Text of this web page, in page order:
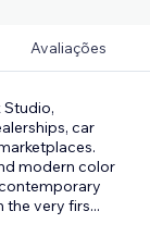
Avaliações
Studio,
car
modern color
the very firs...